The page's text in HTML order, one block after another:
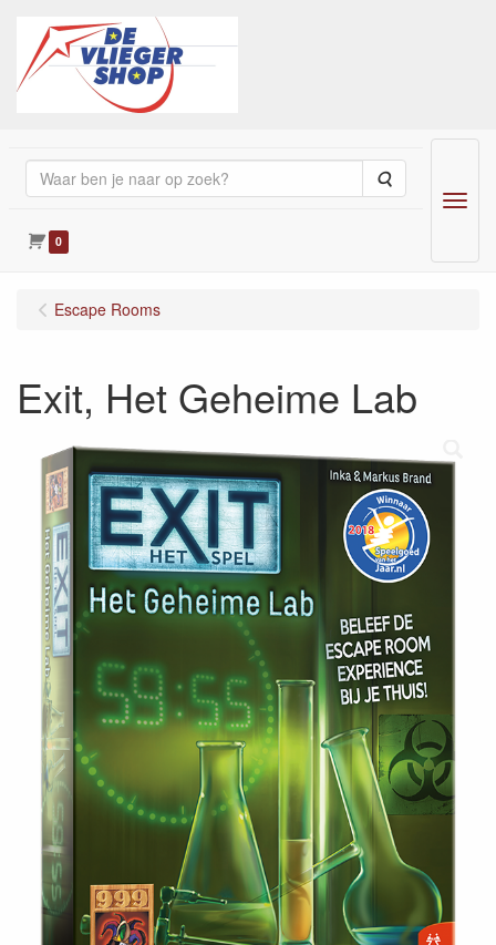
Zoeken
0
Menu
Escape Rooms
Exit, Het Geheime Lab